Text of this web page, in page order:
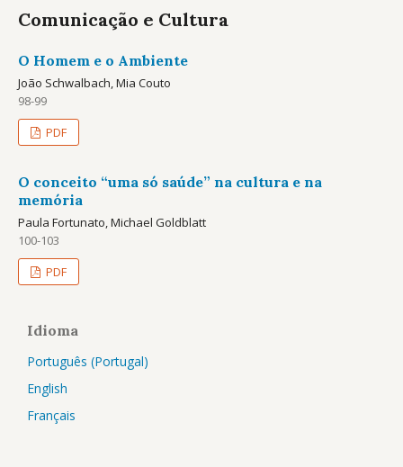
Comunicação e Cultura
O Homem e o Ambiente
João Schwalbach, Mia Couto
98-99
PDF
O conceito “uma só saúde” na cultura e na
memória
Paula Fortunato, Michael Goldblatt
100-103
PDF
Idioma
Português (Portugal)
English
Français